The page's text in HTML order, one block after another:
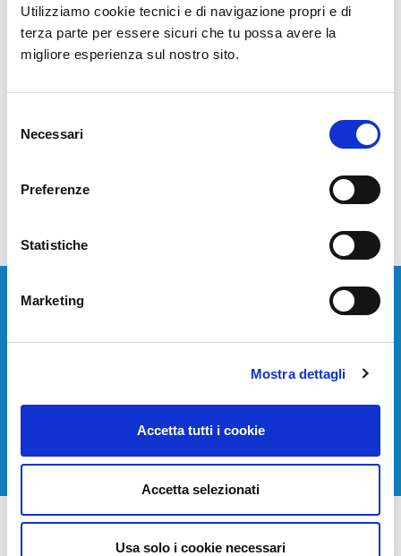
Utilizziamo cookie tecnici e di navigazione propri e di
terza parte per essere sicuri che tu possa avere la
migliore esperienza sul nostro sito.
delNecessari
Preferenze
Statistiche
Marketing
Mostra dettagli
Accetta tutti i cookie
Accetta selezionati
Usa solo i cookie necessari
istituzionale responsabilità sociale
seregno basket
>>
Devi installare o aggiornare i tuoi sistemi di
telecomunicazione?
Contattaci per avere una consulenza gratuita.
CONTATTACI